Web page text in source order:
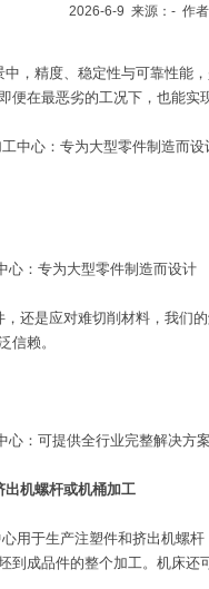
2026-6-9 来源：- 作者
，精度、稳定性与可靠性能
在最恶劣的工况下，也能实
心：专为大型零件制造而设
心：专为大型零件制造而设计
还是应对难切削材料，我们
信赖。
心：可提供全行业完整解决方案
出机螺杆或机桶加工
于生产注塑件和挤出机螺杆
到成品件的整个加工。机床